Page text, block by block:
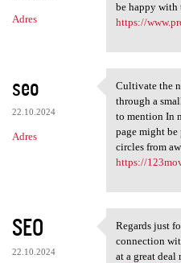
Adres
be happy with
https://
seo
22.10.2024
Adres
Cultivate
Cultivate the
through a
to mention In
page might be
circles from
https://
SEO
22.10.2024
Regards
Regards just
connection
at a great deal